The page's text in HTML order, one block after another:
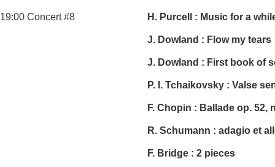
19:00 Concert #8 H. Purcell : Music for a
J. Dowland : Flow my tears
J. Dowland : First book of
P. I. Tchaikovsky : Valse
F. Chopin : Ballade op. 52,
R. Schumann : adagio et
F. Bridge : 2 pieces